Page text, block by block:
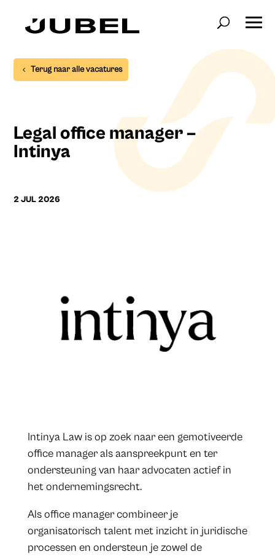
Terug naar alle vacatures
Legal office manager –
Intinya
2 JUL 2026
Intinya Law is op zoek naar een gemotiveerde
office manager als aanspreekpunt en ter
ondersteuning van haar advocaten actief in
het ondernemingsrecht.
Als office manager combineer je
organisatorisch talent met inzicht in juridische
processen en ondersteun je zowel de